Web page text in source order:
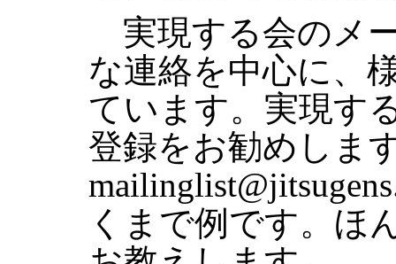
実現する会のメ
な連絡を中心に、
ています。実現す
登録をお勧めし
くまで例です。ほ